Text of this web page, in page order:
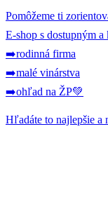
Pomôžeme ti
E-shop s dostupným
➡️rodinná firma
➡️malé vinárstva
➡️ohľad na ŽP💚
Hľadáte to najlepšie a